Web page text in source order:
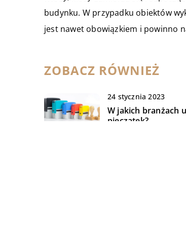
budynku. W przypadku obiektów
jest nawet obowiązkiem i powinno
ZOBACZ RÓWNIEŻ
24 stycznia 2023
W jakich branżach
pieczątek?